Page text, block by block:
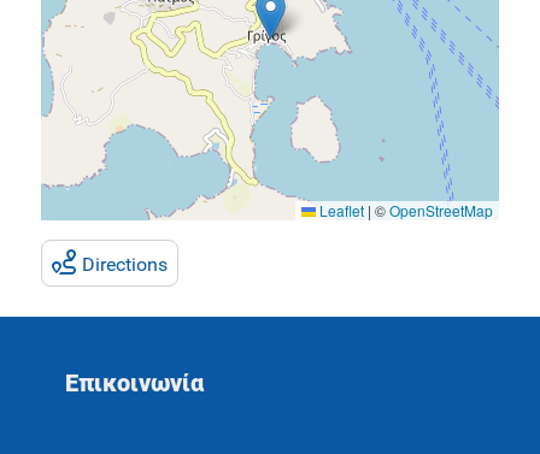
Leaflet | ©OpenStreetMap
Directions
Επικοινωνία